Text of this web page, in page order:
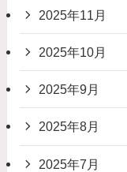
2025年11月
2025年10月
2025年9月
2025年8月
2025年7月